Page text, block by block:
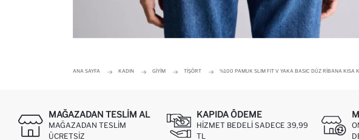
ANA SAYFA KADIN GIYIM TIŞÖRT %100 PAMUK SLIM FIT V YAKA BASIC DÜZ RIBANA KISA
MAĞAZADAN TESLIM AL
MAĞAZADAN TESLIM
ÜCRETSIZ
KAPIDA ÖDEME
HIZMET BEDELI SADECE 39,99
TL